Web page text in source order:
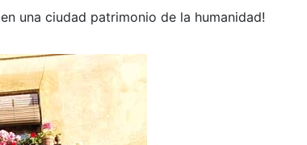
una ciudad patrimonio de la humanidad!